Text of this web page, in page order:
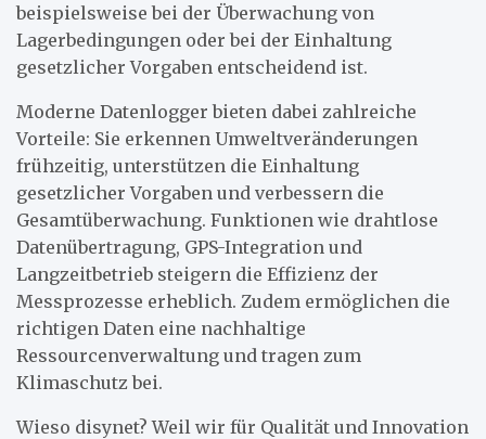
beispielsweise bei der Überwachung von
Lagerbedingungen oder bei der Einhaltung
gesetzlicher Vorgaben entscheidend ist.
Moderne Datenlogger bieten dabei zahlreiche
Vorteile: Sie erkennen Umweltveränderungen
frühzeitig, unterstützen die Einhaltung
gesetzlicher Vorgaben und verbessern die
Gesamtüberwachung. Funktionen wie drahtlose
Datenübertragung, GPS-Integration und
Langzeitbetrieb steigern die Effizienz der
Messprozesse erheblich. Zudem ermöglichen die
richtigen Daten eine nachhaltige
Ressourcenverwaltung und tragen zum
Klimaschutz bei.
Wieso disynet? Weil wir für Qualität und Innovation